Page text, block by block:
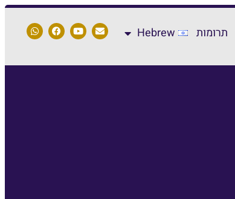
תרומות Hebrew